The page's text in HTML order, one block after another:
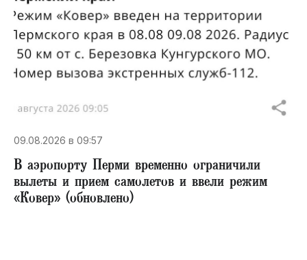
09.08.2026 в 09:57
В аэропорту Перми временно ограничили
вылеты и прием самолетов и ввели режим
«Ковер» (обновлено)